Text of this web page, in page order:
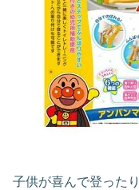
子供が喜んで登った